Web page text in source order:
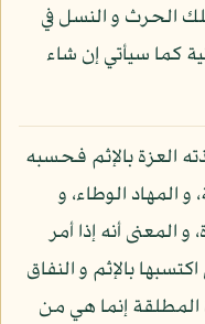
الحرث و النسل في
كما سيأتي إن شاء
العزة بالإثم فحسبه
المهاد الوطاء، و
المعنى أنه إذا أمر
بالإثم و النفاق
المطلقة إنما هي من